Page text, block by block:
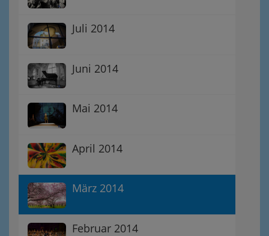
Juli 2014
Juni 2014
Mai 2014
April 2014
März 2014
Februar 2014